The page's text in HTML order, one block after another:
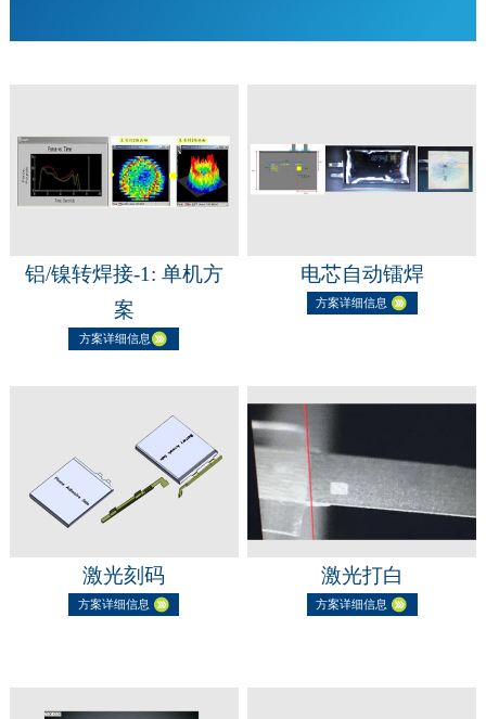
铝/镍转焊接-1: 单机方
案
方案详细信息
电芯自动镭焊
方案详细信息
激光刻码
方案详细信息
激光打白
方案详细信息